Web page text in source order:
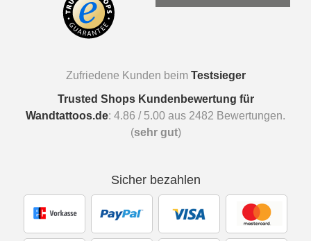
Zufriedene Kunden beim Testsieger
Trusted Shops Kundenbewertung für
Wandtattoos.de: 4.86 / 5.00 aus 2482 Bewertungen.
(sehr gut)
Sicher bezahlen